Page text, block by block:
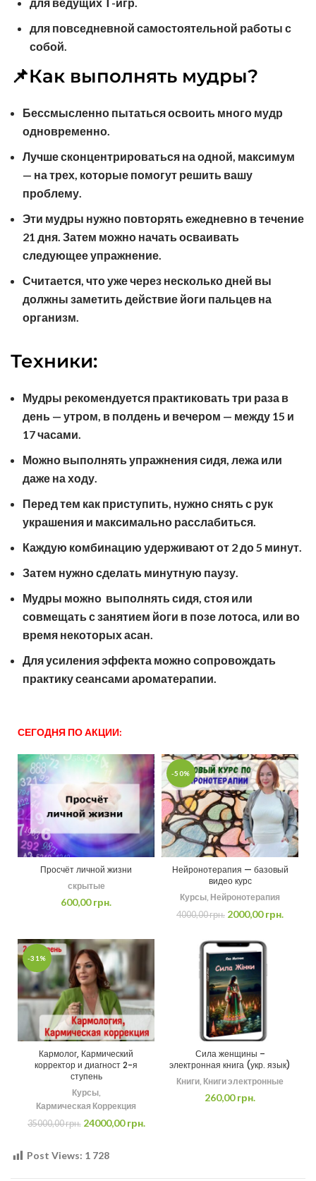
для повседневной самостоятельной работы с
собой.
📌Как выполнять мудры?
Бессмысленно пытаться освоить много мудр
одновременно.
Лучше сконцентрироваться на одной, максимум
— на трех, которые помогут решить вашу
проблему.
Эти мудры нужно повторять ежедневно в течение
21 дня. Затем можно начать осваивать
следующее упражнение.
Считается, что уже через несколько дней вы
должны заметить действие йоги пальцев на
организм.
Техники:
Мудры рекомендуется практиковать три раза в
день — утром, в полдень и вечером — между 15 и
17 часами.
Можно выполнять упражнения сидя, лежа или
даже на ходу.
Перед тем как приступить, нужно снять с рук
украшения и максимально расслабиться.
Каждую комбинацию удерживают от 2 до 5 минут.
Затем нужно сделать минутную паузу.
Мудры можно выполнять сидя, стоя или
совмещать с занятием йоги в позе лотоса, или во
время некоторых асан.
Для усиления эффекта можно сопровождать
практику сеансами ароматерапии.
СЕГОДНЯ ПО АКЦИИ:
Просчёт личной жизни
скрытые
600,00грн.
-50%
Нейронотерапия — базовый
видео курс
Курсы Нейронотерапия
4000,00грн. 2000,00грн.
-31%
Кармолог, Кармический
корректор и диагност 2-я
ступень
Курсы,
Кармическая Коррекция
35000,00грн. 24000,00грн.
Сила женщины –
электронная книга (укр. язык)
Книги, Книги электронные
260,00грн.
Post Views: 1 728